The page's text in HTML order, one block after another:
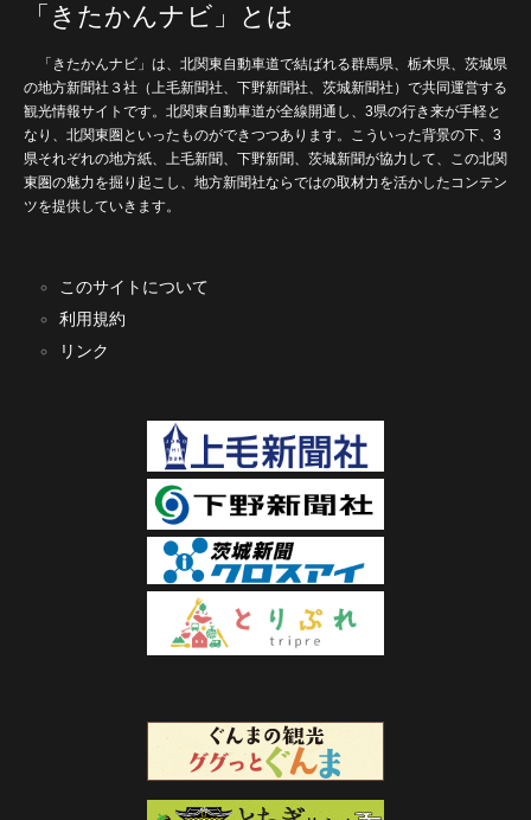
「きたかんナビ」とは
「きたかんナビ」は、北関東自動車道で結ばれる群馬県、栃木県、茨城県
の地方新聞社３社（上毛新聞社、下野新聞社、茨城新聞社）で共同運営する
観光情報サイトです。北関東自動車道が全線開通し、3県の行き来が手軽と
なり、北関東圏といったものができつつあります。こういった背景の下、3
県それぞれの地方紙、上毛新聞、下野新聞、茨城新聞が協力して、この北関
東圏の魅力を掘り起こし、地方新聞社ならではの取材力を活かしたコンテン
ツを提供していきます。
このサイトについて
利用規約
リンク